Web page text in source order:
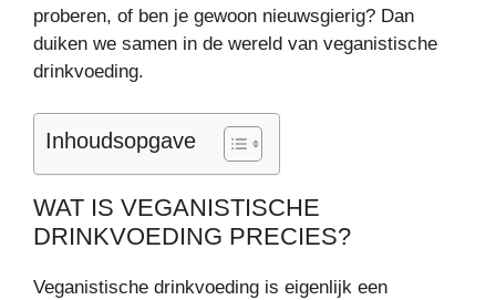
proberen, of ben je gewoon nieuwsgierig? Dan
duiken we samen in de wereld van veganistische
drinkvoeding.
Inhoudsopgave
WAT IS VEGANISTISCHE
DRINKVOEDING PRECIES?
Veganistische drinkvoeding is eigenlijk een